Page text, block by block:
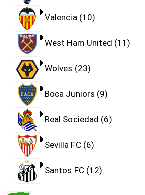
Valencia 10
West Ham United 11
Wolves 23
Boca Juniors 9
Real Sociedad 6
Sevilla FC 6
Santos FC 12